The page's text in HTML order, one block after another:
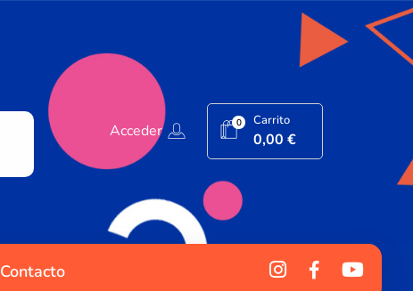
Acceder 0 Carrito
0,00€
Contacto